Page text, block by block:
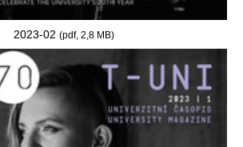
2023-02 (pdf, 2,8 MB)